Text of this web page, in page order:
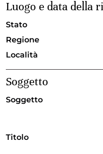
Luogo e data della
Stato
Regione
Località
Soggetto
Soggetto
Titolo